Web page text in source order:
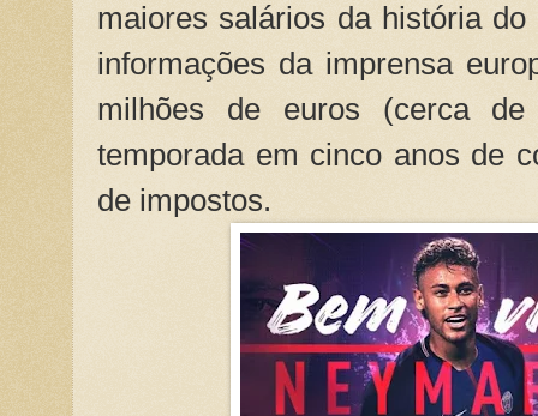
maiores salários da história
informações da imprensa
milhões de euros (cerca
temporada em cinco anos de
de impostos.